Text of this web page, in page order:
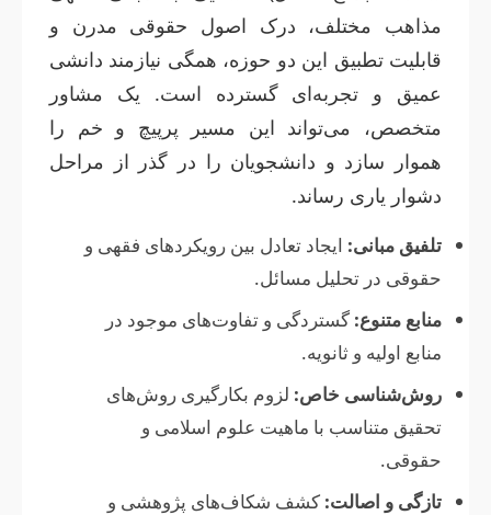
مذاهب مختلف، درک اصول حقوقی مدرن و
قابلیت تطبیق این دو حوزه، همگی نیازمند دانشی
عمیق و تجربه‌ای گسترده است. یک مشاور
متخصص، می‌تواند این مسیر پرپیچ و خم را
هموار سازد و دانشجویان را در گذر از مراحل
دشوار یاری رساند.
تلفیق مبانی: ایجاد تعادل بین رویکردهای فقهی و
حقوقی در تحلیل مسائل.
منابع متنوع: گستردگی و تفاوت‌های موجود در
منابع اولیه و ثانویه.
روش‌شناسی خاص: لزوم بکارگیری روش‌های
تحقیق متناسب با ماهیت علوم اسلامی و
حقوقی.
تازگی و اصالت: کشف شکاف‌های پژوهشی و